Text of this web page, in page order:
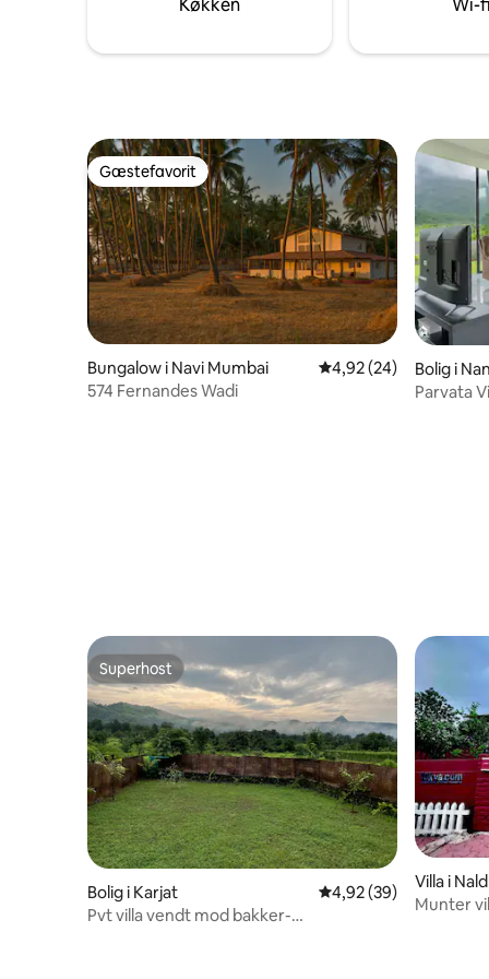
lejrbål
Køkken Wi-fi
Gæstefavorit
Gæstefavorit
Bungalow i Navi Mumbai 4,92 ud af 5 i
4,92 (24)
574 Fernandes Wadi
Bolig i
Parvata
Superhost
Superhost
Bolig i Karjat 4,92 ud af 5 i
4,92 (39)
Pvt villa vendt mod bakker-
Villa i
Munter